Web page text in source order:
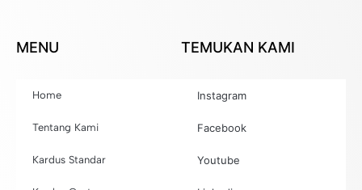
MENU
Home
Tentang Kami
Kardus Standar
TEMUKAN KAMI
Instagram
Facebook
Youtube